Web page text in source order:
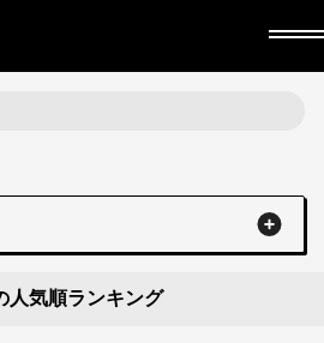
人気順ランキング